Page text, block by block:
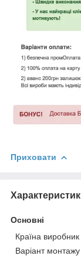
Приховати
Основні
Країна виробник
Варіант монтажу